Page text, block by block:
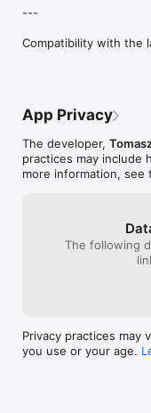
---
Compatibility with the
App Privacy
The developer,
practices may include
more information, see
The following
Privacy practices may
you use or your age.